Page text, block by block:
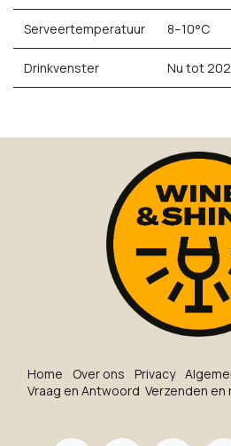
Serveertemperatuur 8–10°C
Drinkvenster Nu tot
Ho​me O​ve​r on​s Privacy
Vraag en Antwoord Verzenden en